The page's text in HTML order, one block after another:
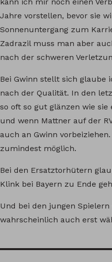
kann ich mir noch einen
Jahre vorstellen, bevor sie
Sonnenuntergang zum
Zadrazil muss man aber
nach der schweren
Bei Gwinn stellt sich glaube
nach der Qualität. In den
so oft so gut glänzen wie
und wenn Mattner auf der
auch an Gwinn
zumindest möglich.
Bei den Ersatztorhütern
Klink bei Bayern zu Ende
Und bei den jungen
wahrscheinlich auch erst